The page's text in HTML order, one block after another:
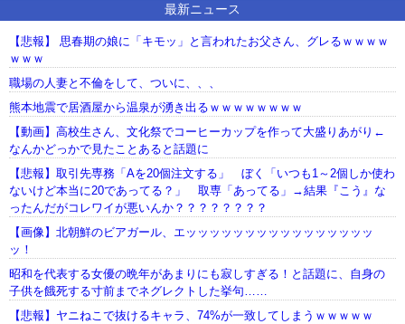
最新ニュース
【悲報】 思春期の娘に「キモッ」と言われたお父さん、グレるｗｗｗｗ
ｗｗｗ
職場の人妻と不倫をして、ついに、、、
熊本地震で居酒屋から温泉が湧き出るｗｗｗｗｗｗｗｗ
【動画】高校生さん、文化祭でコーヒーカップを作って大盛りあがり←
なんかどっかで見たことあると話題に
【悲報】取引先専務「Aを20個注文する」 ぼく「いつも1～2個しか使わ
ないけど本当に20であってる？」 取専「あってる」→結果『こう』な
ったんだがコレワイが悪いんか？？？？？？？？
【画像】北朝鮮のビアガール、エッッッッッッッッッッッッッッッッ
ッ！
昭和を代表する女優の晩年があまりにも寂しすぎる！と話題に、自身の
子供を餓死する寸前までネグレクトした挙句……
【悲報】ヤニねこで抜けるキャラ、74%が一致してしまうｗｗｗｗｗ